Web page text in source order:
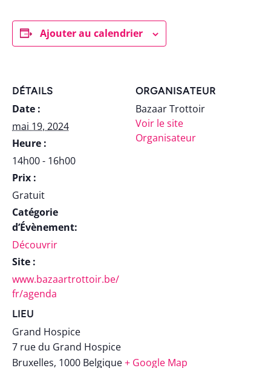
Ajouter au calendrier
DÉTAILS
Date :
mai 19, 2024
Heure :
14h00 - 16h00
Prix :
Gratuit
Catégorie
d’Évènement:
Découvrir
Site :
www.bazaartrottoir.be/
fr/agenda
LIEU
Grand Hospice
7 rue du Grand Hospice
Bruxelles, 1000 Belgique+ Google Map
ORGANISATEUR
Bazaar Trottoir
Voir le site
Organisateur